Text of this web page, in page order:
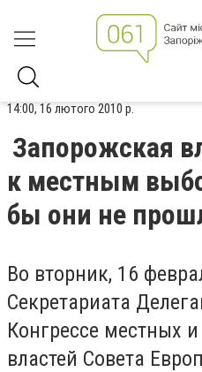
14:00, 16 лютого 2010 р.
Запорожская
к местным
бы они не
Во вторник, 16
Секретариата
Конгрессе местных
властей Совета